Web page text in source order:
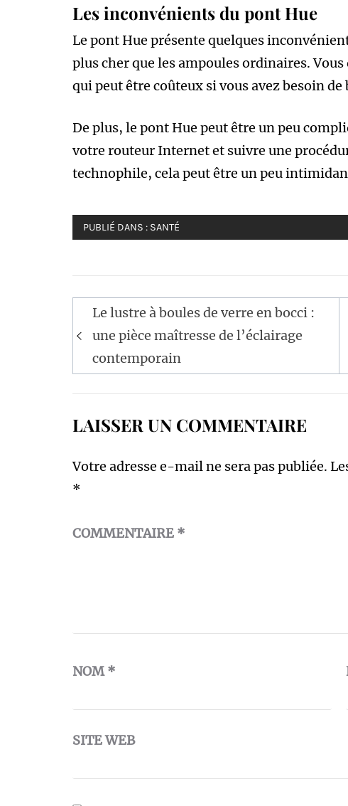
Les inconvénients du pont Hue
Le pont Hue présente quelques
plus cher que les ampoules ordinaires.
qui peut être coûteux si vous avez besoin de
De plus, le pont Hue peut être un peu
votre routeur Internet et suivre une
technophile, cela peut être un peu
PUBLIÉ DANS : SANTÉ
Navigation
de
l’article
Le lustre à boules de verre en bocci :
une pièce maîtresse de l’éclairage
contemporain
LAISSER UN COMMENTAIRE
Votre adresse e-mail ne sera pas publiée.
*
COMMENTAIRE *
NOM*
SITE WEB